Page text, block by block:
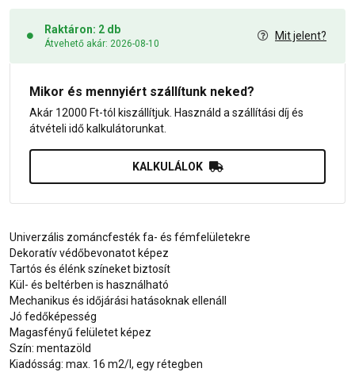
Raktáron: 2 db
Átvehető akár: 2026-08-10
Mit jelent?
Mikor és mennyiért szállítunk neked?
Akár 12000 Ft-tól kiszállítjuk. Használd a szállítási díj és
átvételi idő kalkulátorunkat.
KALKULÁLOK
Univerzális zománcfesték fa- és fémfelületekre
Dekoratív védőbevonatot képez
Tartós és élénk színeket biztosít
Kül- és beltérben is használható
Mechanikus és időjárási hatásoknak ellenáll
Jó fedőképesség
Magasfényű felületet képez
Szín: mentazöld
Kiadósság: max. 16 m2/l, egy rétegben